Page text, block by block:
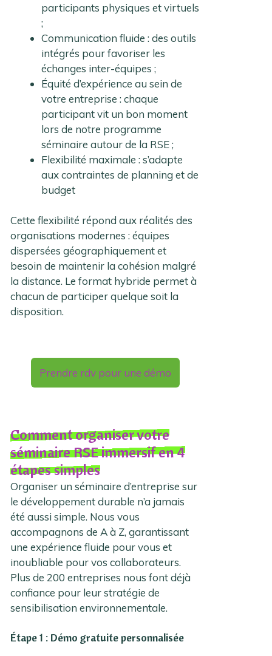
participants physiques et virtuels
;
Communication fluide : des outils
intégrés pour favoriser les
échanges inter-équipes ;
Équité d’expérience au sein de
votre entreprise : chaque
participant vit un bon moment
lors de notre programme
séminaire autour de la RSE ;
Flexibilité maximale : s’adapte
aux contraintes de planning et de
budget
Cette flexibilité répond aux réalités des
organisations modernes : équipes
dispersées géographiquement et
besoin de maintenir la cohésion malgré
la distance. Le format hybride permet à
chacun de participer quelque soit la
disposition.
Prendre rdv pour une démo
Comment organiser votre
séminaire RSE immersif en 4
étapes simples
Organiser un séminaire d’entreprise sur
le développement durable n’a jamais
été aussi simple. Nous vous
accompagnons de A à Z, garantissant
une expérience fluide pour vous et
inoubliable pour vos collaborateurs.
Plus de 200 entreprises nous font déjà
confiance pour leur stratégie de
sensibilisation environnementale.
Étape 1 : Démo gratuite personnalisée